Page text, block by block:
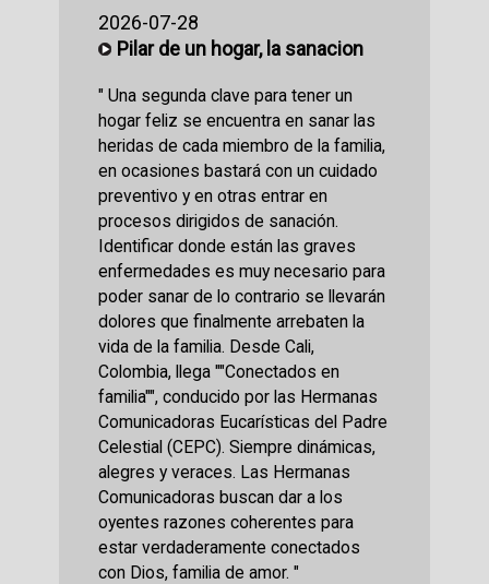
2026-07-28
Pilar de un hogar, la sanacion
" Una segunda clave para tener un
hogar feliz se encuentra en sanar las
heridas de cada miembro de la familia,
en ocasiones bastará con un cuidado
preventivo y en otras entrar en
procesos dirigidos de sanación.
Identificar donde están las graves
enfermedades es muy necesario para
poder sanar de lo contrario se llevarán
dolores que finalmente arrebaten la
vida de la familia. Desde Cali,
Colombia, llega ""Conectados en
familia"", conducido por las Hermanas
Comunicadoras Eucarísticas del Padre
Celestial (CEPC). Siempre dinámicas,
alegres y veraces. Las Hermanas
Comunicadoras buscan dar a los
oyentes razones coherentes para
estar verdaderamente conectados
con Dios, familia de amor. "